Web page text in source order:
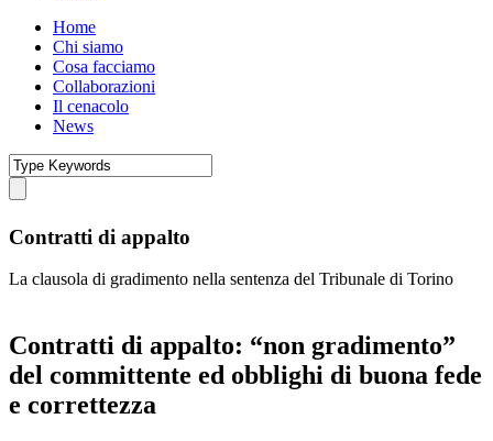
Home
Chi siamo
Cosa facciamo
Collaborazioni
Il cenacolo
News
Contratti di appalto
La clausola di gradimento nella sentenza del Tribunale di Torino
Contratti di appalto: “non gradimento”
del committente ed obblighi di buona fede
e correttezza